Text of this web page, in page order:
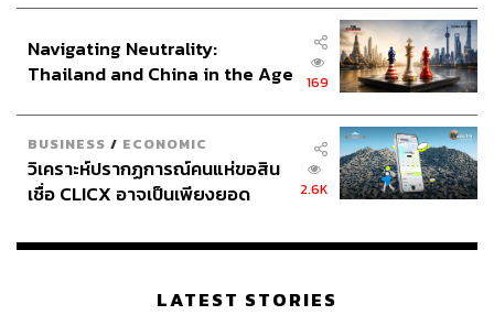
Navigating Neutrality:
Thailand and China in the Age
169
BUSINESS / ECONOMIC
วิเคราะห์ปรากฏการณ์คนแห่ขอสิน
เชื่อ CLICX อาจเป็นเพียงยอด
เรือนไทยที่ถูกซุกไว้
2.6K
LATEST STORIES